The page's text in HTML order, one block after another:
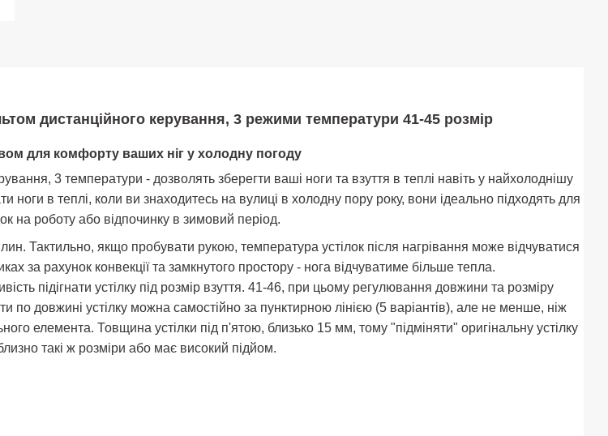
дистанційного керування, 3 режими температури 41-45 розмір
для комфорту ваших ніг у холодну погоду
3 температури - дозволять зберегти ваші ноги та взуття в теплі навіть у найхолоднішу
ноги в теплі, коли ви знаходитесь на вулиці в холодну пору року, вони ідеально підходять для
на роботу або відпочинку в зимовий період.
Тактильно, якщо пробувати рукою, температура устілок після нагрівання може відчуватися
за рахунок конвекції та замкнутого простору - нога відчуватиме більше тепла.
підігнати устілку під розмір взуття. 41-46, при цьому регулювання довжини та розміру
по довжині устілку можна самостійно за пунктирною лінією (5 варіантів), але не менше, ніж
елемента. Товщина устілки під п'ятою, близько 15 мм, тому "підміняти" оригінальну устілку
такі ж розміри або має високий підйом.